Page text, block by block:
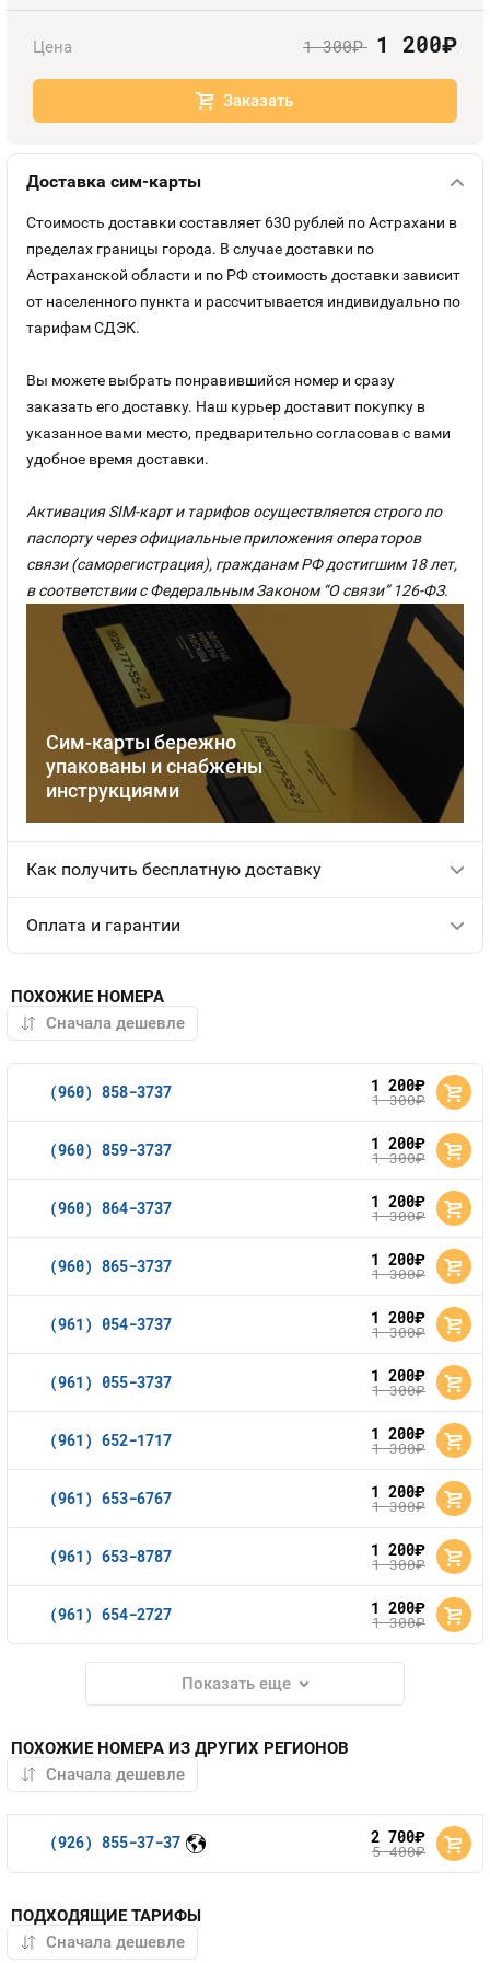
Контакты
Цена 1 300руб. 1 200руб.
Заказать
Доставка сим-карты
Сим-карты бережно
упакованы и снабжены
инструкциями
Стоимость доставки составляет 630 рублей по Астрахани в
пределах границы города. В случае доставки по
Астраханской области и по РФ стоимость доставки зависит
от населенного пункта и рассчитывается индивидуально по
тарифам СДЭК.
Вы можете выбрать понравившийся номер и сразу
заказать его доставку. Наш курьер доставит покупку в
указанное вами место, предварительно согласовав с вами
удобное время доставки.
Активация SIM-карт и тарифов осуществляется строго по
паспорту через официальные приложения операторов
связи (саморегистрация), гражданам РФ достигшим 18 лет,
в соответствии с Федеральным Законом “О связи” 126-ФЗ.
Как получить бесплатную доставку
Оплата и гарантии
ПОХОЖИЕ НОМЕРА
(960) 858-3737 1 200руб.
1 300руб.
(960) 859-3737 1 200руб.
1 300руб.
(960) 864-3737 1 200руб.
1 300руб.
(960) 865-3737 1 200руб.
1 300руб.
(961) 054-3737 1 200руб.
1 300руб.
(961) 055-3737 1 200руб.
1 300руб.
(961) 652-1717 1 200руб.
1 300руб.
(961) 653-6767 1 200руб.
1 300руб.
(961) 653-8787 1 200руб.
1 300руб.
(961) 654-2727 1 200руб.
1 300руб.
Показать еще
ПОХОЖИЕ НОМЕРА ИЗ ДРУГИХ РЕГИОНОВ
(926) 855-37-37 2 700руб.
5 400руб.
ПОДХОДЯЩИЕ ТАРИФЫ